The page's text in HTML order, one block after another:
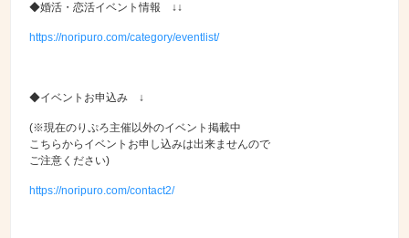
◆婚活・恋活イベント情報 ↓↓
https://noripuro.com/category/eventlist/
◆イベントお申込み ↓
(※現在のりぷろ主催以外のイベント掲載中
こちらからイベントお申し込みは出来ませんので
ご注意ください)
https://noripuro.com/contact2/